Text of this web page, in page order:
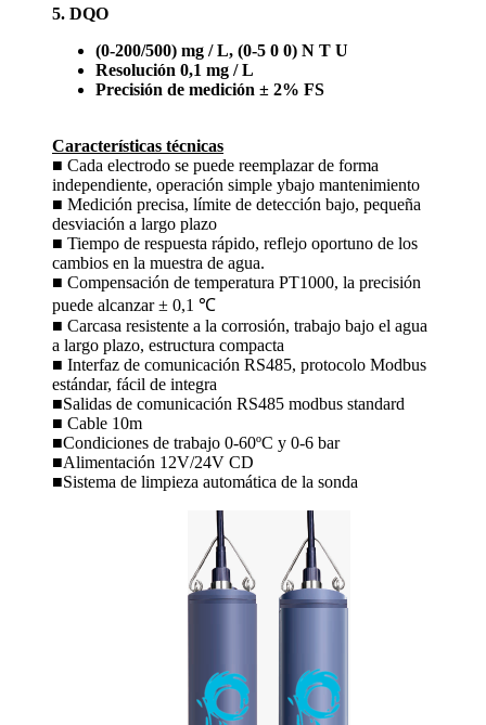
5. DQO
(0-200/500) mg / L, (0-5 0 0) N T U
Resolución 0,1 mg / L
Precisión de medición ± 2% FS
Características técnicas
■ Cada electrodo se puede reemplazar de forma
independiente, operación simple ybajo mantenimiento
■ Medición precisa, límite de detección bajo, pequeña
desviación a largo plazo
■ Tiempo de respuesta rápido, reflejo oportuno de los
cambios en la muestra de agua.
■ Compensación de temperatura PT1000, la precisión
puede alcanzar ± 0,1 ℃
■ Carcasa resistente a la corrosión, trabajo bajo el agua
a largo plazo, estructura compacta
■ Interfaz de comunicación RS485, protocolo Modbus
estándar, fácil de integra
■Salidas de comunicación RS485 modbus standard
■ Cable 10m
■Condiciones de trabajo 0-60ºC y 0-6 bar
■Alimentación 12V/24V CD
■Sistema de limpieza automática de la sonda